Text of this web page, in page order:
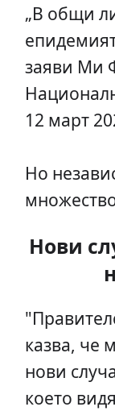
„В общи
заяви Ми
12 март
Но
Нови
казва, че
нови
което